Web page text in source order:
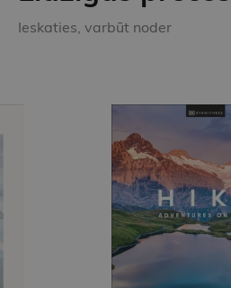
Ieskaties, varbūt noder